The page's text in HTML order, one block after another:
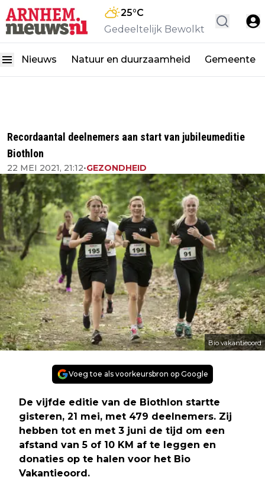
25°C
Gedeeltelijk Bewolkt
Nieuws Natuur en duurzaamheid Gemeente
Recordaantal deelnemers aan start van jubileumeditie
Biothlon
22 MEI 2021, 21:12•GEZONDHEID
Bio vakantieoord
Voeg toe als voorkeursbron op Google
De vijfde editie van de Biothlon startte
gisteren, 21 mei, met 479 deelnemers. Zij
hebben tot en met 3 juni de tijd om een
afstand van 5 of 10 KM af te leggen en
donaties op te halen voor het Bio
Vakantieoord.